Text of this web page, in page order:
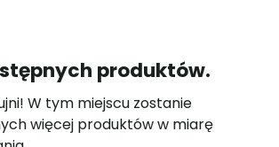
produktów.
W tym miejscu zostanie
więcej produktów w miarę